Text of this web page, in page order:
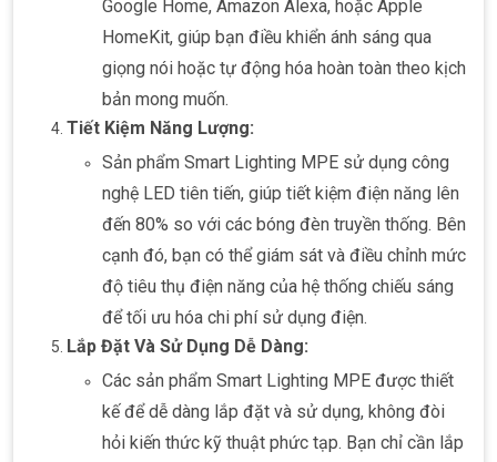
Google Home, Amazon Alexa, hoặc Apple
HomeKit, giúp bạn điều khiển ánh sáng qua
giọng nói hoặc tự động hóa hoàn toàn theo kịch
bản mong muốn.
Tiết Kiệm Năng Lượng:
Sản phẩm Smart Lighting MPE sử dụng công
nghệ LED tiên tiến, giúp tiết kiệm điện năng lên
đến 80% so với các bóng đèn truyền thống. Bên
cạnh đó, bạn có thể giám sát và điều chỉnh mức
độ tiêu thụ điện năng của hệ thống chiếu sáng
để tối ưu hóa chi phí sử dụng điện.
Lắp Đặt Và Sử Dụng Dễ Dàng:
Các sản phẩm Smart Lighting MPE được thiết
kế để dễ dàng lắp đặt và sử dụng, không đòi
hỏi kiến thức kỹ thuật phức tạp. Bạn chỉ cần lắp